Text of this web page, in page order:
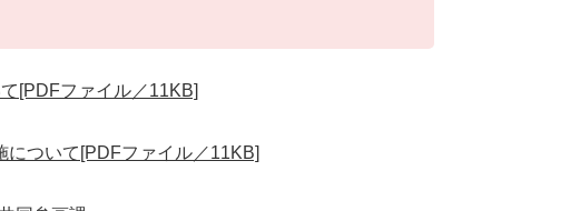
[PDFファイル／11KB]
ついて[PDFファイル／11KB]